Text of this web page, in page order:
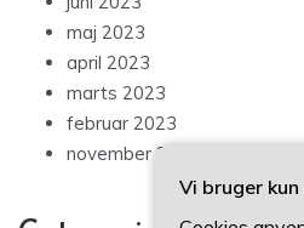
maj 2023
april 2023
marts 2023
februar 2023
november 2022
Vi bruger